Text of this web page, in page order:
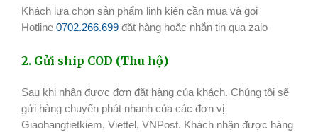
Khách lựa chọn sản phẩm linh kiện cần mua và gọi
Hotline 0702.266.699 đặt hàng hoặc nhắn tin qua zalo
2. Gửi ship COD (Thu hộ)
Sau khi nhận được đơn đặt hàng của khách. Chúng tôi sẽ
gửi hàng chuyển phát nhanh của các đơn vị
Giaohangtietkiem, Viettel, VNPost. Khách nhận được hàng